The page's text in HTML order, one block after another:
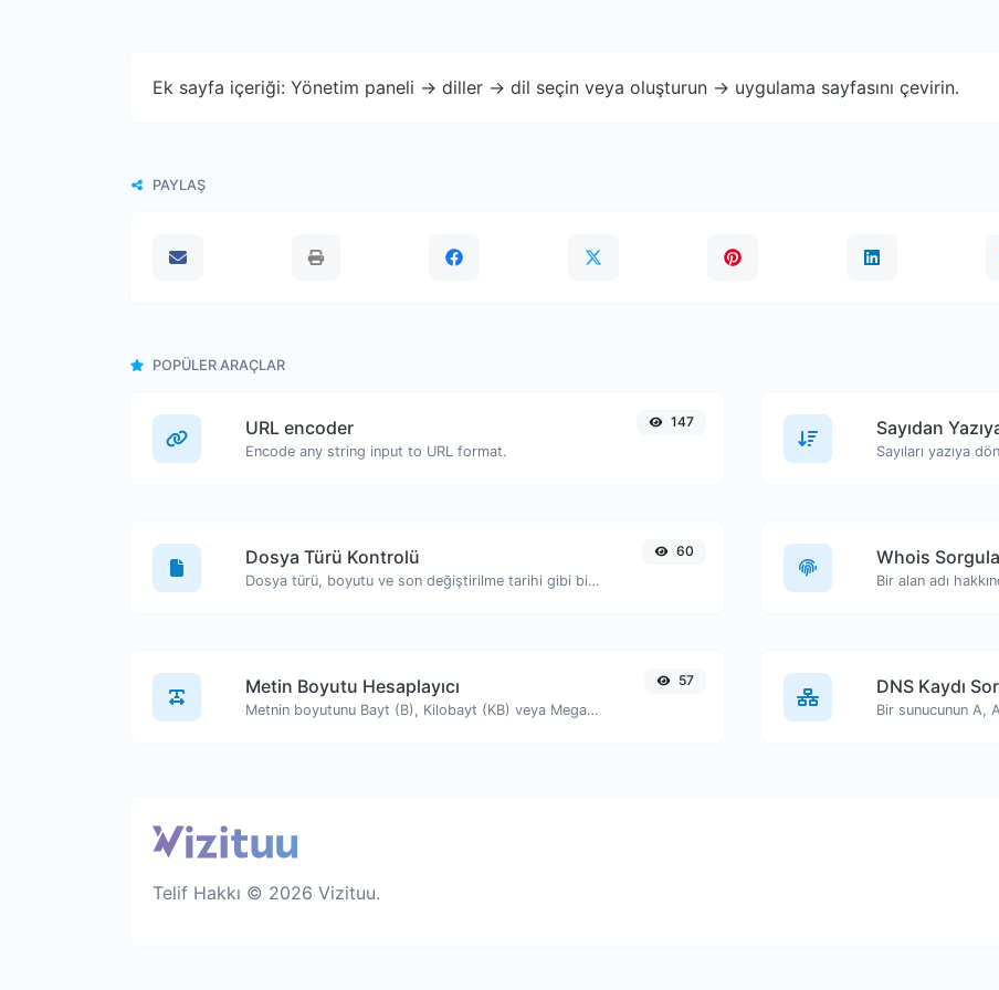
Ek sayfa içeriği: Yönetim paneli -> diller -> dil seçin veya oluşturun -> uygulama sayfasını çevirin.
PAYLAŞ
POPÜLER ARAÇLAR
URL encoder
Encode any string input to URL format.
147 Sayıdan
Sayıları yazıya
Dosya Türü Kontrolü
Dosya türü, boyutu ve son değiştirilme tarihi gibi bilgileri görüntüleyin.
60 Whois
Bir alan adı
Metin Boyutu Hesaplayıcı
Metnin boyutunu Bayt (B), Kilobayt (KB) veya Megabayt (MB) cinsinden alın.
57 DNS Kaydı
Telif Hakkı © 2026 Vizituu.